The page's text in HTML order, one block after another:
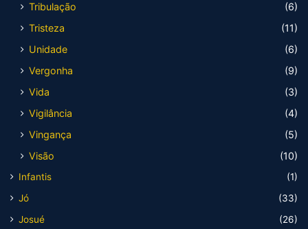
Tribulação
(6)
Tristeza
(11)
Unidade
(6)
Vergonha
(9)
Vida
(3)
Vigilância
(4)
Vingança
(5)
Visão
(10)
Infantis
(1)
Jó
(33)
Josué
(26)